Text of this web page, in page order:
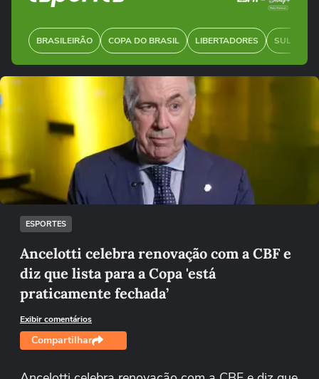
BRASILEIRÃO COPA DO BRASIL LIBERTADORES SUL-
Ops!
Não foi possível reproduzir o vídeo
Tentar novamente
ESPORTES
Ancelotti celebra renovação com a CBF e
diz que lista para a Copa 'está
praticamente fechada’
Exibir comentários
Compartilhar